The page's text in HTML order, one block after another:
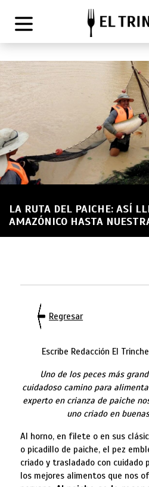
LA RUTA DEL PAICHE: ASÍ
AMAZÓNICO HASTA
Regresar
Escribe Redacción El
Uno de los peces más
cuidadoso camino para
experto en crianza de paiche
uno criado en
Al horno, en filete o en sus
o picadillo de paiche, el pez
criado y trasladado con cuidado
los mejores alimentos que nos